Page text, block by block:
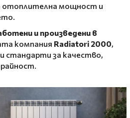
отоплителна мощност и
и произведени в
компания Radiatori 2000,
стандарти за качество,